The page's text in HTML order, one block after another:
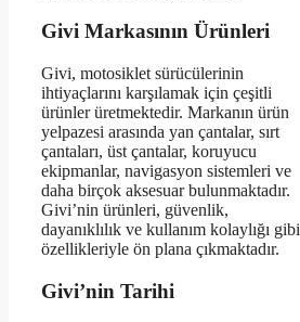
Givi Markasının Ürünleri
Givi, motosiklet sürücülerinin
ihtiyaçlarını karşılamak için çeşitli
ürünler üretmektedir. Markanın ürün
yelpazesi arasında yan çantalar, sırt
çantaları, üst çantalar, koruyucu
ekipmanlar, navigasyon sistemleri ve
daha birçok aksesuar bulunmaktadır.
Givi’nin ürünleri, güvenlik,
dayanıklılık ve kullanım kolaylığı gibi
özellikleriyle ön plana çıkmaktadır.
Givi’nin Tarihi